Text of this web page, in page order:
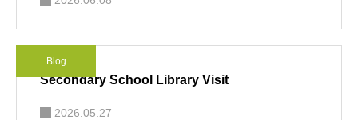
Blog
Secondary School Library Visit
2026.05.27